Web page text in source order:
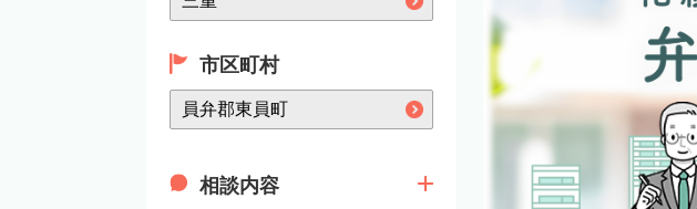
市区町村
相談内容